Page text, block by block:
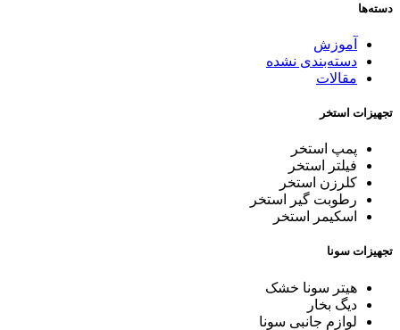
دسته‌ها
آموزش
دسته‌بندی نشده
مقالات
تجهیزات استخر
پمپ استخر
فیلتر استخر
کلرزن استخر
رطوبت گیر استخر
اسکیمر استخر
تجهیزات سونا
هیتر سونا خشک
دیگ بخار
لوازم جانبی سونا